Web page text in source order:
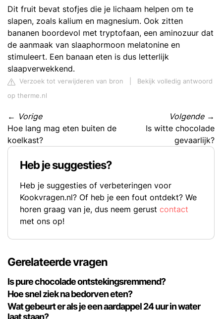
Dit fruit bevat stofjes die je lichaam helpen om te
slapen, zoals kalium en magnesium. Ook zitten
bananen boordevol met tryptofaan, een aminozuur dat
de aanmaak van slaaphormoon melatonine en
stimuleert. Een banaan eten is dus letterlijk
slaapverwekkend.
Verzoek tot verwijderen van bron
Bekijk volledig antwoord
op therme.nl
← Vorige
Hoe lang mag eten buiten de
koelkast?
Volgende→
Is witte chocolade
gevaarlijk?
Heb je suggesties?
Heb je suggesties of verbeteringen voor
Kookvragen.nl? Of heb je een fout ontdekt? We
horen graag van je, dus neem gerust contact
met ons op!
Gerelateerde vragen
Is pure chocolade ontstekingsremmend?
Hoe snel ziek na bedorven eten?
Wat gebeurt er als je een aardappel 24 uur in water
laat staan?